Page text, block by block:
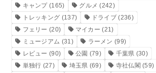
キャンプ(165) グルメ (242)
トレッキング (137) ドライブ (236)
フェリー (20) マイカー (21)
ミュージアム (31) ラーメン (99)
レビュー (90) 公園 (79) 千葉県 (30)
単独行 (27) 埼玉県 (69) 寺社仏閣 (59)